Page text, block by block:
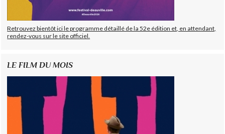
Retrouvez bientôt ici le programme détaillé de la 52e édition et, en attendant,
rendez-vous sur le site officiel.
LE FILM DU MOIS